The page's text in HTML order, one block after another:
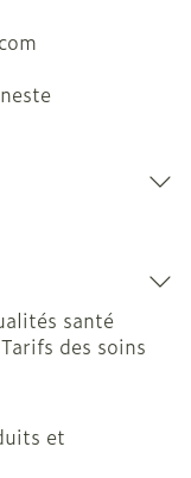
santé
Tarifs des soins
et